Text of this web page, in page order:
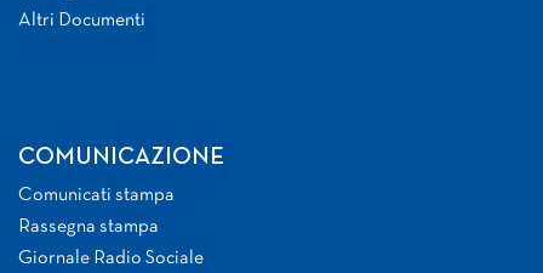
Altri Documenti
COMUNICAZIONE
Comunicati stampa
Rassegna stampa
Giornale Radio Sociale